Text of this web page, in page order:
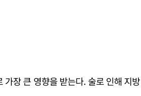
장 큰 영향을 받는다. 술로 인해 지방